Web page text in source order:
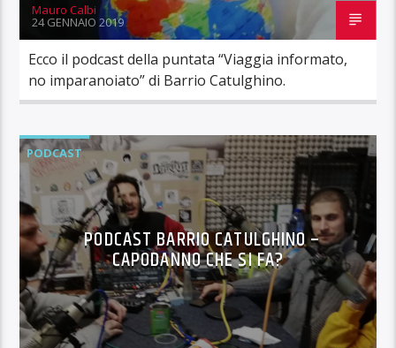
Mauro Calbi
24 GENNAIO 2019
Ecco il podcast della puntata “Viaggia informato,
no imparanoiato” di Barrio Catulghino.
PODCAST
PODCAST BARRIO CATULGHINO –
CAPODANNO CHE SI FA?